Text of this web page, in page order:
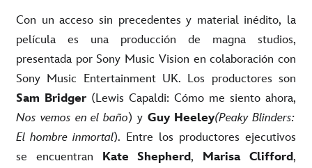
Con un acceso sin precedentes y material inédito, la
película es una producción de magna studios,
presentada por Sony Music Vision en colaboración con
Sony Music Entertainment UK. Los productores son
Sam Bridger (Lewis Capaldi: Cómo me siento ahora,
Nos vemos en el baño) y Guy Heeley(Peaky Blinders:
El hombre inmortal). Entre los productores ejecutivos
se encuentran Kate Shepherd, Marisa Clifford,